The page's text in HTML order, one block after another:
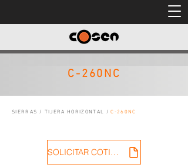
C-260NC
SIERRAS / TIJERA HORIZONTAL / C-260NC
SOLICITAR COTIZACIÓN